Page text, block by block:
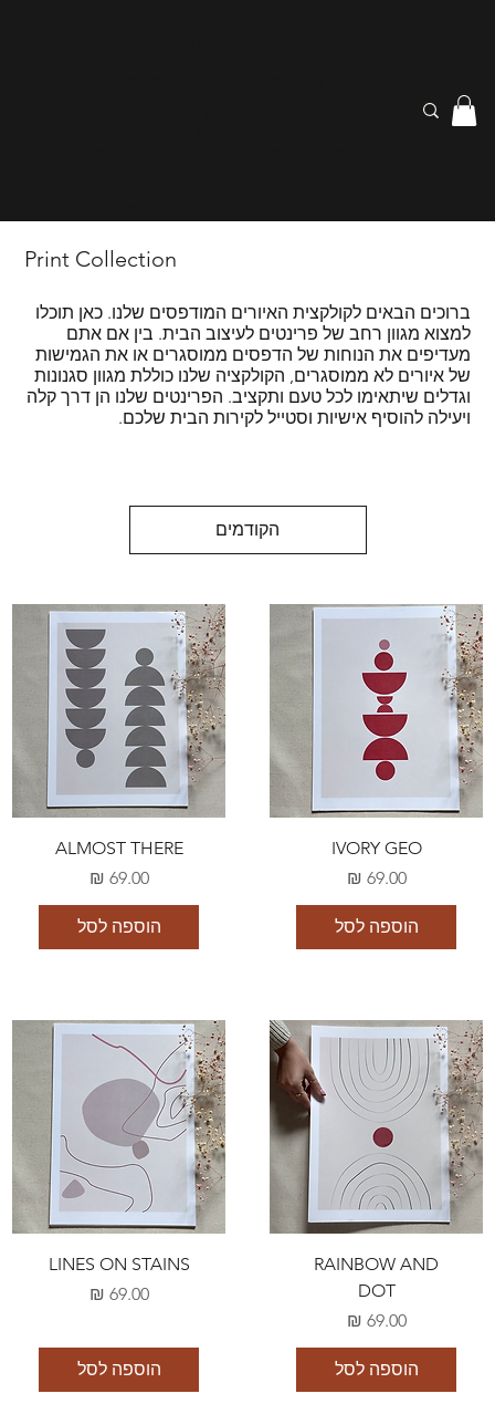
הקודמים
IVORY GEO
מחיר‏69.00 ‏₪
הוספה לסל
ALMOST THERE
מחיר‏69.00 ‏₪
הוספה לסל
RAINBOW AND
DOT
מחיר‏69.00 ‏₪
הוספה לסל
LINES ON STAINS
מחיר‏69.00 ‏₪
הוספה לסל
Print Collection
ברוכים הבאים לקולקצית האיורים המודפסים שלנו. כאן תוכלו
למצוא מגוון רחב של פרינטים לעיצוב הבית. בין אם אתם
מעדיפים את הנוחות של הדפסים ממוסגרים או את הגמישות
של איורים לא ממוסגרים, הקולקציה שלנו כוללת מגוון סגנונות
וגדלים שיתאימו לכל טעם ותקציב. הפרינטים שלנו הן דרך קלה
ויעילה להוסיף אישיות וסטייל לקירות הבית שלכם.